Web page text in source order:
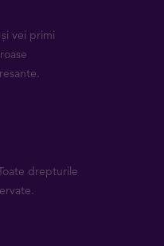
vei primi
drepturile